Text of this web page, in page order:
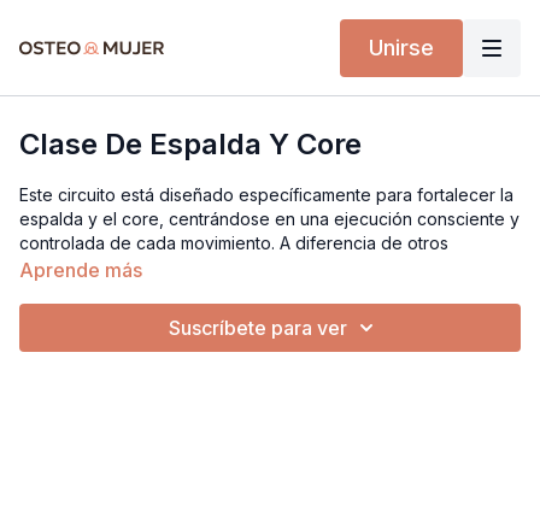
Unirse
Clase De Espalda Y Core
Este circuito está diseñado específicamente para fortalecer la
espalda y el core, centrándose en una ejecución consciente y
controlada de cada movimiento. A diferencia de otros
entrenamientos, no se priorizará el levantamiento de cargas
Aprende más
Suscríbete para ver